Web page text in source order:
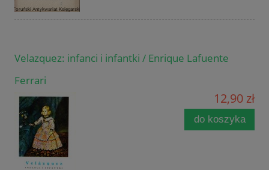
Velazquez: infanci i infantki / Enrique Lafuente
Ferrari
12,90 zł
do koszyka